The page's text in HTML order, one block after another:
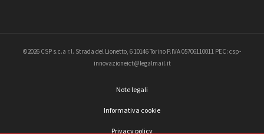
©2026 CSP s.c.a r.l. Strada del Lionetto, 6 10146 Torino P.IVA 05706110011 PEC: csp-
innovazioneict@legalmail.it
Note legali
Informativa cookie
Privacy policy